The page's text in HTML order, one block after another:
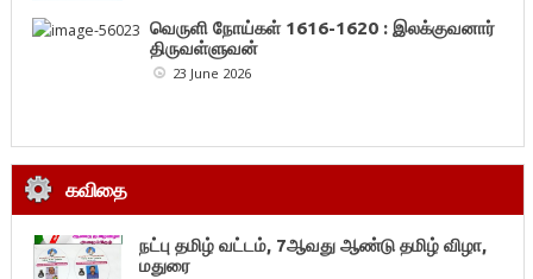
வெருளி நோய்கள் 1616-1620 : இலக்குவனார்
திருவள்ளுவன்
23 June 2026
கவிதை
நட்பு தமிழ் வட்டம், 7ஆவது ஆண்டு தமிழ் விழா,
மதுரை